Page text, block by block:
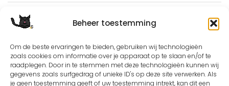
Beheer toestemming
Om de beste ervaringen te bieden, gebruiken wij technologieën
zoals cookies om informatie over je apparaat op te slaan en/of te
raadplegen. Door in te stemmen met deze technologieën kunnen wij
gegevens zoals surfgedrag of unieke ID's op deze site verwerken. Als
je geen toestemming geeft of uw toestemming intrekt, kan dit een
Except where otherwise noted, the content by ©Silerna
is licensed under aCreative Commons Attribution-